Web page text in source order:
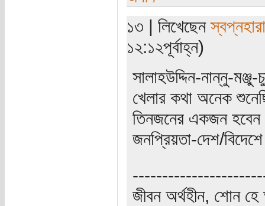
১৩ | লিখেছেনস্বপ্নহারা
১২:১২পূর্বাহ্ন)
সালাহউদ্দিন-নান্নু-
খেলার কথা অনেক
তিনজনের একজন হবেন
জনপ্রিয়তা-দেশ/
জীবন অর্থহীন, শোন হে